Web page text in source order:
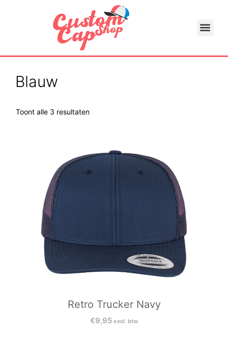
Blauw
Toont alle 3 resultaten
Retro Trucker Navy
€9,95 excl. btw